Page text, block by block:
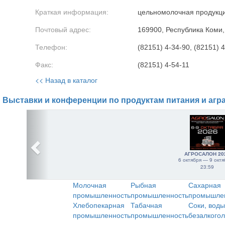
Краткая информация: цельномолочная
Почтовый адрес: 169900, Республика
Телефон: (82151) 4-34-90, (82151)
Факс: (82151) 4-54-11
<< Назад в каталог
Выставки и конференции по продуктам питания и
АГРОСАЛОН
6 октября — 9
23:59
Молочная
промышленность
Рыбная
промышленность
Сахарная
Хлебопекарная
промышленность
Табачная
промышленность
Соки,